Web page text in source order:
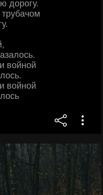
дорогу.
войной
войной